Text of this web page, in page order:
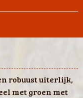
robuust uiterlijk,
met groen met